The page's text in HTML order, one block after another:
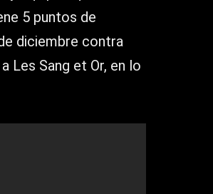
5 puntos de
diciembre contra
Les Sang et Or, en lo